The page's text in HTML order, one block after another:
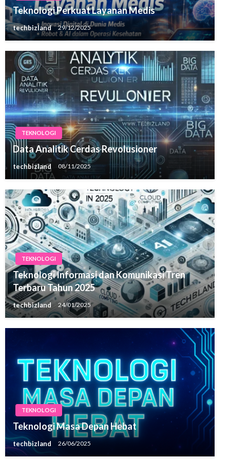
Teknologi Perkuat Layanan Medis
techbizland 29/12/2025
TEKNOLOGI
Data Analitik Cerdas Revolusioner
techbizland 08/11/2025
TEKNOLOGI
Teknologi Informasi dan Komunikasi Tren
Terbaru Tahun 2025
techbizland 24/01/2025
TEKNOLOGI
Teknologi Masa Depan Hebat
techbizland 26/06/2025